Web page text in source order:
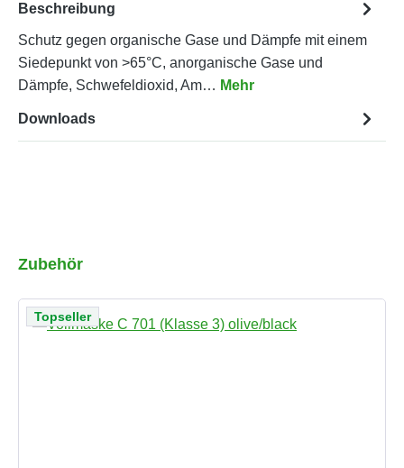
Beschreibung
Schutz gegen organische Gase und Dämpfe mit einem
Siedepunkt von >65°C, anorganische Gase und
Dämpfe, Schwefeldioxid, Am… Mehr
Downloads
Produktgalerie überspringen
Zubehör
Topseller